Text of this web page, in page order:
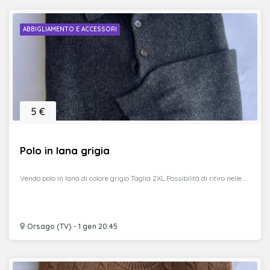
ABBIGLIAMENTO E ACCESSORI
Polo in lana grigia
Orsago (TV) - 1 gen 20:45
5 €
Vendo polo in lana di colore grigio Taglia 2XL Possibilità di ritiro nelle ...